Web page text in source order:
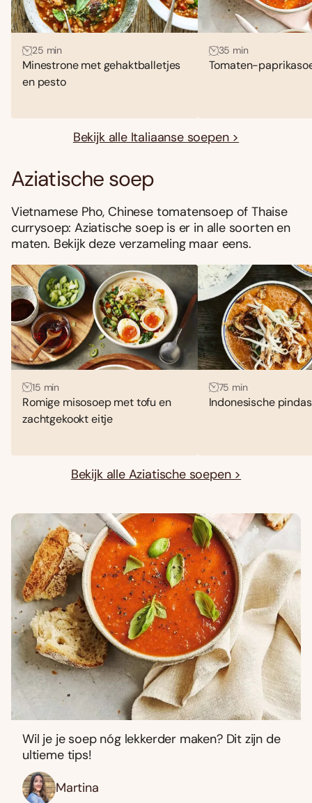
25 min
Minestrone met gehaktballetjes
en pesto
35 min
Tomaten-
Bekijk alle Italiaanse soepen >
Aziatische soep
Vietnamese Pho, Chinese tomatensoep of Thaise
currysoep: Aziatische soep is er in alle soorten en
maten. Bekijk deze verzameling maar eens.
15 min
Romige misosoep met tofu en
zachtgekookt eitje
75 min
Indonesische
Bekijk alle Aziatische soepen >
Wil je je soep nóg lekkerder maken? Dit zijn de
ultieme tips!
Martina